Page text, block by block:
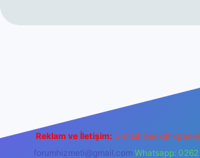
Reklam ve İletişim: E-mail:
forumhizmeti@gmail.com Whatsapp: